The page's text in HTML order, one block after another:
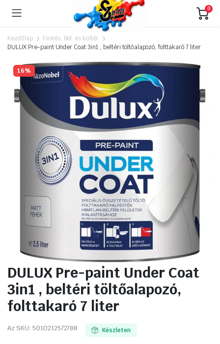
0
Kezdőlap
Festés, Bel. és kültér
DULUX Pre-paint Under Coat 3in1 , beltéri töltőalapozó, folttakaró 7 liter
16%
DULUX Pre-paint Under Coat
3in1 , beltéri töltőalapozó,
folttakaró 7 liter
Az SKU: 5010212572788 Készleten